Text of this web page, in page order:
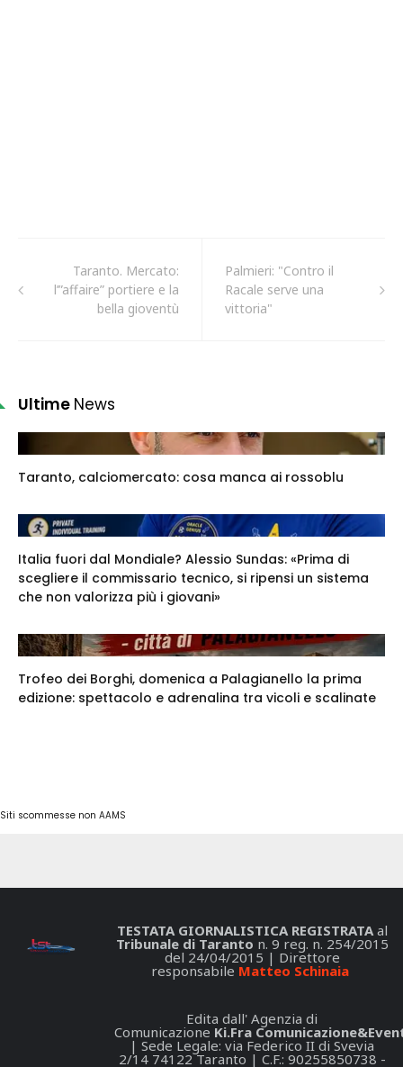
Taranto. Mercato:
l’”affaire” portiere e la
bella gioventù
Palmieri: "Contro il
Racale serve una
vittoria"
Ultime News
Taranto, calciomercato: cosa manca ai rossoblu
Italia fuori dal Mondiale? Alessio Sundas: «Prima di
scegliere il commissario tecnico, si ripensi un sistema
che non valorizza più i giovani»
Trofeo dei Borghi, domenica a Palagianello la prima
edizione: spettacolo e adrenalina tra vicoli e scalinate
Siti scommesse non AAMS
TESTATA GIORNALISTICA REGISTRATAal
Tribunale di Taranto n. 9 reg. n. 254/2015
del 24/04/2015 | Direttore
responsabile Matteo Schinaia
Edita dall' Agenzia di
Comunicazione Ki.Fra
| Sede Legale: via Federico II di Svevia
2/14 74122 Taranto | C.F.: 90255850738 -